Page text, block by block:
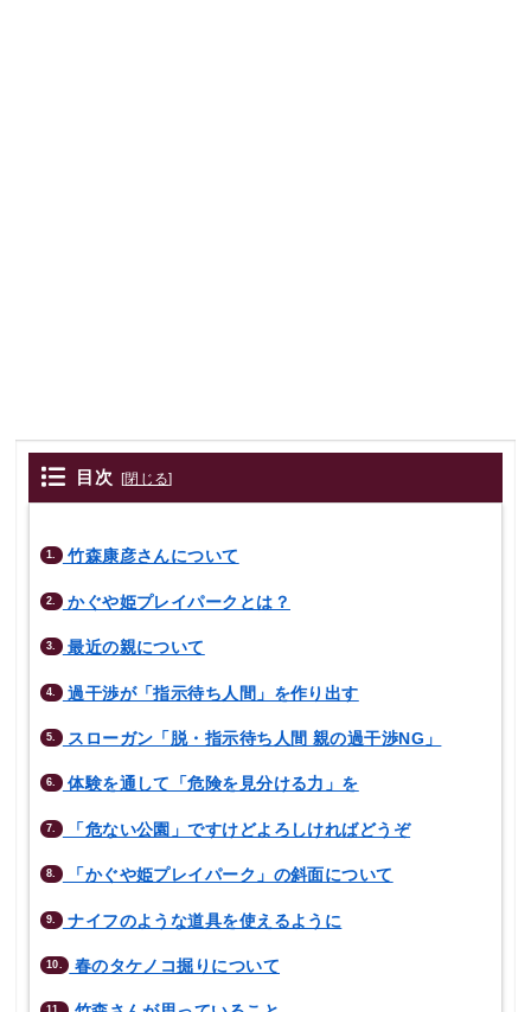
目次 [閉じる]
1. 竹森康彦さんについて
2. かぐや姫プレイパークとは？
3. 最近の親について
4. 過干渉が「指示待ち人間」を作り出す
5. スローガン「脱・指示待ち人間 親の過干渉NG」
6. 体験を通して「危険を見分ける力」を
7. 「危ない公園」ですけどよろしければどうぞ
8. 「かぐや姫プレイパーク」の斜面について
9. ナイフのような道具を使えるように
10. 春のタケノコ掘りについて